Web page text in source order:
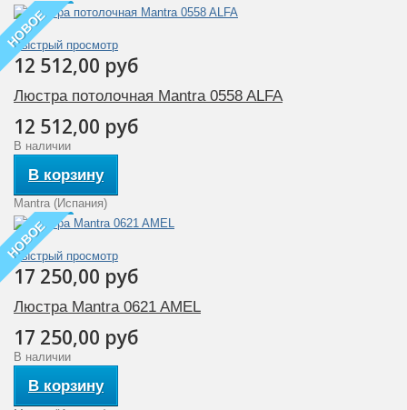
Быстрый просмотр
12 512,00 руб
НОВОЕ
Люстра потолочная Mantra 0558 ALFA
12 512,00 руб
В наличии
В корзину
Mantra (Испания)
Быстрый просмотр
17 250,00 руб
НОВОЕ
Люстра Mantra 0621 AMEL
17 250,00 руб
В наличии
В корзину